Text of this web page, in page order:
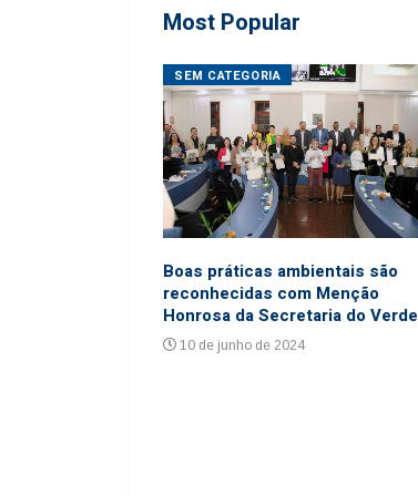
Most Popular
SEM CATEGORIA
Boas práticas ambientais são
reconhecidas com Menção
Honrosa da Secretaria do Verde
10 de junho de 2024